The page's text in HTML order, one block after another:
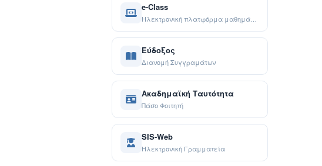
e-Class
Εύδοξος
Διανομή Συγγραμάτων
Ακαδημαϊκή Ταυτότητα
Πάσο Φοιτητή
SIS-Web
Ηλεκτρονική Γραμματεία